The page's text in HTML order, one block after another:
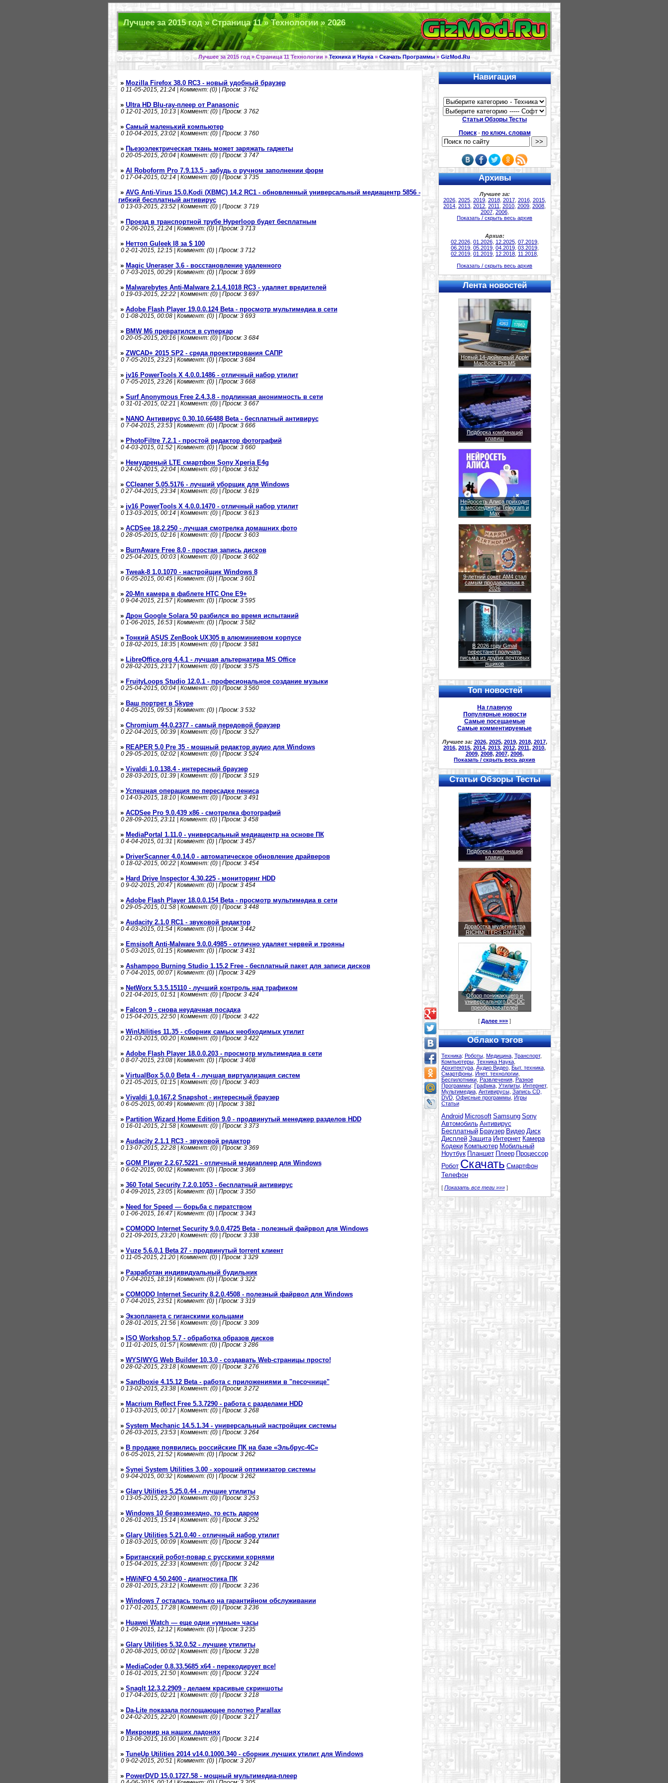
Лучшее за 2015 год » Страница 11 » Технологии » 2026
Лучшее за 2015 год » Страница 11 Технологии »Техника и Наука» Скачать Программы» GizMod.Ru
» Mozilla Firefox 38.0 RC3 - новый удобный браузер
011-05-2015, 21:24 | Коммент: (0) | Просм: 3 762
» Ultra HD Blu-ray-плеер от Panasonic
012-01-2015, 10:13 | Коммент: (0) | Просм: 3 762
» Самый маленький компьютер
010-04-2015, 23:02 | Коммент: (0) | Просм: 3 760
» Пьезоэлектрическая ткань может заряжать гаджеты
020-05-2015, 20:04 | Коммент: (0) | Просм: 3 747
» AI Roboform Pro 7.9.13.5 - забудь о ручном заполнении форм
017-04-2015, 02:14 | Коммент: (0) | Просм: 3 735
» AVG Anti-Virus 15.0.Kodi (XBMC) 14.2 RC1 - обновленный универсальный медиацентр 5856 -
гибкий бесплатный антивирус
013-03-2015, 23:52 | Коммент: (0) | Просм: 3 719
» Проезд в транспортной трубе Hyperloop будет бесплатным
02-06-2015, 21:24 | Коммент: (0) | Просм: 3 713
» Неттоп Guleek I8 за $ 100
02-01-2015, 12:15 | Коммент: (0) | Просм: 3 712
» Magic Uneraser 3.6 - восстановление удаленного
07-03-2015, 00:29 | Коммент: (0) | Просм: 3 699
» Malwarebytes Anti-Malware 2.1.4.1018 RC3 - удаляет вредителей
019-03-2015, 22:22 | Коммент: (0) | Просм: 3 697
» Adobe Flash Player 19.0.0.124 Beta - просмотр мультимедиа в сети
01-08-2015, 00:08 | Коммент: (0) | Просм: 3 693
» BMW M6 превратился в суперкар
020-05-2015, 20:16 | Коммент: (0) | Просм: 3 684
» ZWCAD+ 2015 SP2 - среда проектирования САПР
07-05-2015, 23:23 | Коммент: (0) | Просм: 3 684
» jv16 PowerTools X 4.0.0.1486 - отличный набор утилит
07-05-2015, 23:26 | Коммент: (0) | Просм: 3 668
» Surf Anonymous Free 2.4.3.8 - подлинная анонимность в сети
031-01-2015, 02:21 | Коммент: (0) | Просм: 3 667
» NANO Антивирус 0.30.10.66488 Beta - бесплатный антивирус
07-04-2015, 23:53 | Коммент: (0) | Просм: 3 666
» PhotoFiltre 7.2.1 - простой редактор фотографий
04-03-2015, 01:52 | Коммент: (0) | Просм: 3 660
» Немудреный LTE смартфон Sony Xperia E4g
024-02-2015, 22:04 | Коммент: (0) | Просм: 3 632
» CCleaner 5.05.5176 - лучший уборщик для Windows
027-04-2015, 23:34 | Коммент: (0) | Просм: 3 619
» jv16 PowerTools X 4.0.0.1470 - отличный набор утилит
013-03-2015, 00:14 | Коммент: (0) | Просм: 3 613
» ACDSee 18.2.250 - лучшая смотрелка домашних фото
028-05-2015, 02:16 | Коммент: (0) | Просм: 3 603
» BurnAware Free 8.0 - простая запись дисков
025-04-2015, 00:03 | Коммент: (0) | Просм: 3 602
» Tweak-8 1.0.1070 - настройщик Windows 8
06-05-2015, 00:45 | Коммент: (0) | Просм: 3 601
» 20-Мп камера в фаблете HTC One E9+
09-04-2015, 21:57 | Коммент: (0) | Просм: 3 595
» Дрон Google Solara 50 разбился во время испытаний
01-06-2015, 16:53 | Коммент: (0) | Просм: 3 582
» Тонкий ASUS ZenBook UX305 в алюминиевом корпусе
018-02-2015, 18:35 | Коммент: (0) | Просм: 3 581
» LibreOffice.org 4.4.1 - лучшая альтернатива MS Office
028-02-2015, 23:17 | Коммент: (0) | Просм: 3 575
» FruityLoops Studio 12.0.1 - професиональное создание музыки
025-04-2015, 00:04 | Коммент: (0) | Просм: 3 560
» Ваш портрет в Skype
04-05-2015, 09:53 | Коммент: (0) | Просм: 3 532
» Chromium 44.0.2377 - самый передовой браузер
022-04-2015, 00:39 | Коммент: (0) | Просм: 3 527
» REAPER 5.0 Pre 35 - мощный редактор аудио для Windows
029-05-2015, 02:02 | Коммент: (0) | Просм: 3 524
» Vivaldi 1.0.138.4 - интересный браузер
028-03-2015, 01:39 | Коммент: (0) | Просм: 3 519
» Успешная операция по пересадке пениса
014-03-2015, 18:10 | Коммент: (0) | Просм: 3 491
» ACDSee Pro 9.0.439 x86 - смотрелка фотографий
028-09-2015, 23:11 | Коммент: (0) | Просм: 3 458
» MediaPortal 1.11.0 - универсальный медиацентр на основе ПК
04-04-2015, 01:31 | Коммент: (0) | Просм: 3 457
» DriverScanner 4.0.14.0 - автоматическое обновление драйверов
018-02-2015, 00:22 | Коммент: (0) | Просм: 3 454
» Hard Drive Inspector 4.30.225 - мониторинг HDD
09-02-2015, 20:47 | Коммент: (0) | Просм: 3 454
» Adobe Flash Player 18.0.0.154 Beta - просмотр мультимедиа в сети
029-05-2015, 01:58 | Коммент: (0) | Просм: 3 448
» Audacity 2.1.0 RC1 - звуковой редактор
04-03-2015, 01:54 | Коммент: (0) | Просм: 3 442
» Emsisoft Anti-Malware 9.0.0.4985 - отлично удаляет червей и трояны
05-03-2015, 01:15 | Коммент: (0) | Просм: 3 431
» Ashampoo Burning Studio 1.15.2 Free - бесплатный пакет для записи дисков
07-04-2015, 00:07 | Коммент: (0) | Просм: 3 429
» NetWorx 5.3.5.15110 - лучший контроль над трафиком
021-04-2015, 01:51 | Коммент: (0) | Просм: 3 424
» Falcon 9 - снова неудачная посадка
015-04-2015, 22:50 | Коммент: (0) | Просм: 3 422
» WinUtilities 11.35 - сборник самых необходимых утилит
021-03-2015, 00:20 | Коммент: (0) | Просм: 3 422
» Adobe Flash Player 18.0.0.203 - просмотр мультимедиа в сети
08-07-2015, 23:08 | Коммент: (0) | Просм: 3 408
» VirtualBox 5.0.0 Beta 4 - лучшая виртуализация систем
021-05-2015, 01:15 | Коммент: (0) | Просм: 3 403
» Vivaldi 1.0.167.2 Snapshot - интересный браузер
06-05-2015, 00:49 | Коммент: (0) | Просм: 3 381
» Partition Wizard Home Edition 9.0 - продвинутый менеджер разделов HDD
016-01-2015, 21:58 | Коммент: (0) | Просм: 3 373
» Audacity 2.1.1 RC3 - звуковой редактор
013-07-2015, 22:28 | Коммент: (0) | Просм: 3 369
» GOM Player 2.2.67.5221 - отличный медиаплеер для Windows
06-02-2015, 00:02 | Коммент: (0) | Просм: 3 369
» 360 Total Security 7.2.0.1053 - бесплатный антивирус
04-09-2015, 23:05 | Коммент: (0) | Просм: 3 350
» Need for Speed — борьба с пиратством
01-06-2015, 16:47 | Коммент: (0) | Просм: 3 343
» COMODO Internet Security 9.0.0.4725 Beta - полезный файрвол для Windows
021-09-2015, 23:20 | Коммент: (0) | Просм: 3 338
» Vuze 5.6.0.1 Beta 27 - продвинутый torrent клиент
011-05-2015, 21:20 | Коммент: (0) | Просм: 3 329
» Разработан индивидуальный будильник
07-04-2015, 18:19 | Коммент: (0) | Просм: 3 322
» COMODO Internet Security 8.2.0.4508 - полезный файрвол для Windows
07-04-2015, 23:51 | Коммент: (0) | Просм: 3 319
» Экзопланета с гиганскими кольцами
028-01-2015, 21:56 | Коммент: (0) | Просм: 3 309
» ISO Workshop 5.7 - обработка образов дисков
011-01-2015, 01:57 | Коммент: (0) | Просм: 3 286
» WYSIWYG Web Builder 10.3.0 - создавать Web-страницы просто!
028-02-2015, 23:18 | Коммент: (0) | Просм: 3 276
» Sandboxie 4.15.12 Beta - работа с приложениями в "песочнице"
013-02-2015, 23:38 | Коммент: (0) | Просм: 3 272
» Macrium Reflect Free 5.3.7290 - работа с разделами HDD
013-03-2015, 00:17 | Коммент: (0) | Просм: 3 268
» System Mechanic 14.5.1.34 - универсальный настройщик системы
026-03-2015, 23:53 | Коммент: (0) | Просм: 3 264
» В продаже появились российские ПК на базе «Эльбрус-4С»
06-05-2015, 21:52 | Коммент: (0) | Просм: 3 262
» Synei System Utilities 3.00 - хороший оптимизатор системы
09-04-2015, 00:32 | Коммент: (0) | Просм: 3 262
» Glary Utilities 5.25.0.44 - лучшие утилиты
013-05-2015, 22:20 | Коммент: (0) | Просм: 3 253
» Windows 10 безвозмездно, то есть даром
026-01-2015, 15:14 | Коммент: (0) | Просм: 3 252
» Glary Utilities 5.21.0.40 - отличный набор утилит
018-03-2015, 00:09 | Коммент: (0) | Просм: 3 244
» Британский робот-повар с русскими корнями
015-04-2015, 22:33 | Коммент: (0) | Просм: 3 242
» HWiNFO 4.50.2400 - диагностика ПК
028-01-2015, 23:12 | Коммент: (0) | Просм: 3 236
» Windows 7 осталась только на гарантийном обслуживании
017-01-2015, 17:28 | Коммент: (0) | Просм: 3 236
» Huawei Watch — еще одни «умные» часы
01-09-2015, 12:12 | Коммент: (0) | Просм: 3 235
» Glary Utilities 5.32.0.52 - лучшие утилиты
020-08-2015, 00:02 | Коммент: (0) | Просм: 3 228
» MediaCoder 0.8.33.5685 x64 - перекодирует все!
016-01-2015, 21:50 | Коммент: (0) | Просм: 3 224
» SnagIt 12.3.2.2909 - делаем красивые скриншоты
017-04-2015, 02:21 | Коммент: (0) | Просм: 3 218
» Da-Lite показала поглощающее полотно Parallax
024-02-2015, 22:20 | Коммент: (0) | Просм: 3 217
» Микромир на наших ладонях
013-06-2015, 16:00 | Коммент: (0) | Просм: 3 214
» TuneUp Utilities 2014 v14.0.1000.340 - сборник лучших утилит для Windows
09-02-2015, 20:51 | Коммент: (0) | Просм: 3 207
» PowerDVD 15.0.1727.58 - мощный мультимедиа-плеер
Навигация
Статьи Обзоры Тесты
Поиск- по ключ. словам
Архивы
Лучшее за:
2026, 2025, 2019, 2018, 2017, 2016, 2015,
2014 2013 2012 2011 2010 2009 2008
2007, 2006,
Показать / скрыть весь архив
Архив:
02.2026, 01.2026, 12.2025, 07.2019,
06.2019, 05.2019, 04.2019, 03.2019,
02.2019 01.2019 12.2018 11.2018
Показать / скрыть весь архив
Лента новостей
Новый 14-дюймовый Apple
MacBook Pro M5
Подборка комбинаций
клавиш
Нейросеть Алиса приходит
в мессенджеры Telegram и
Max
9-летний сокет AM4 стал
самым продаваемым в
2026
В 2026 году Gmail
перестанет получать
письма из других почтовых
ящиков
Топ новостей
На главную
Популярные новости
Самые посещаемые
Самые комментируемые
Лучшее за: 2026, 2025, 2019, 2018, 2017,
2016, 2015, 2014, 2013, 2012, 2011, 2010,
2009, 2008, 2007, 2006,
Показать / скрыть весь архив
Статьи Обзоры Тесты
Подборка комбинаций
клавиш
Доработка мультиметра
RICHMETERS RM113D
Обзор понижающего и
универсального DC-DC
преобразователей
[ Далее »»» ]
Облако тэгов
Техника: Роботы, Медицина, Транспорт,
Компьютеры, Техника Наука,
Архитектура, Аудио Видео, Быт. техника,
Смартфоны, Инет. технологии,
Беспилотники, Развлечения, Разное
Программы: Графика, Утилиты, Интернет,
Мультимедиа, Антивирусы, Запись CD,
DVD, Офисные программы, Игры
Статьи
Android Microsoft Samsung Sony
Автомобиль Антивирус
Бесплатный Браузер Видео Диск
Дисплей Защита Интернет Камера
Кодеки Компьютер Мобильный
Ноутбук Планшет Плеер Процессор
Робот Скачать Смартфон
Телефон
[ Показать все теги »»»]